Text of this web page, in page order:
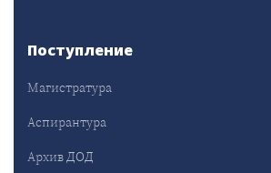
Поступление
Магистратура
Аспирантура
Архив ДОД